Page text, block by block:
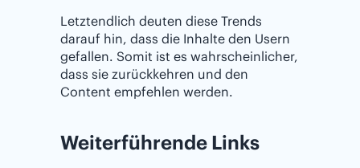
Letztendlich deuten diese Trends
darauf hin, dass die Inhalte den Usern
gefallen. Somit ist es wahrscheinlicher,
dass sie zurückkehren und den
Content empfehlen werden.
Weiterführende Links